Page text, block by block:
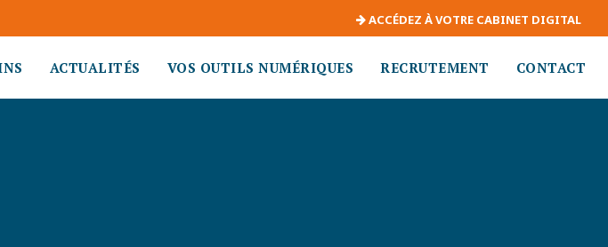
ACCÉDEZ À VOTRE CABINET DIGITAL
ACTUALITÉS VOS OUTILS NUMÉRIQUES RECRUTEMENT CONTACT